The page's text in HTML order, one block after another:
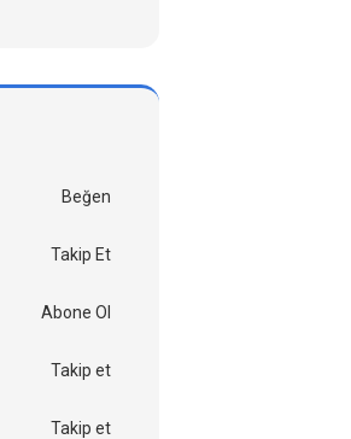
Beğen
Takip Et
Abone Ol
Takip et
Takip et